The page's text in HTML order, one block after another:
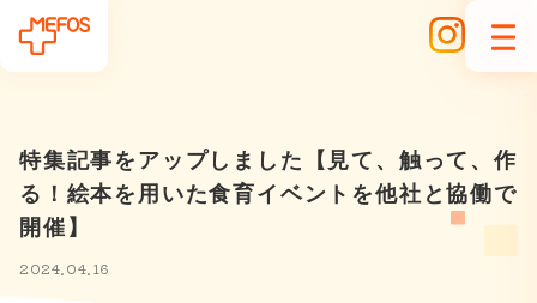
特集記事をアップしました【見て、触って、作
る！絵本を用いた食育イベントを他社と協働で
開催】
2024.04.16